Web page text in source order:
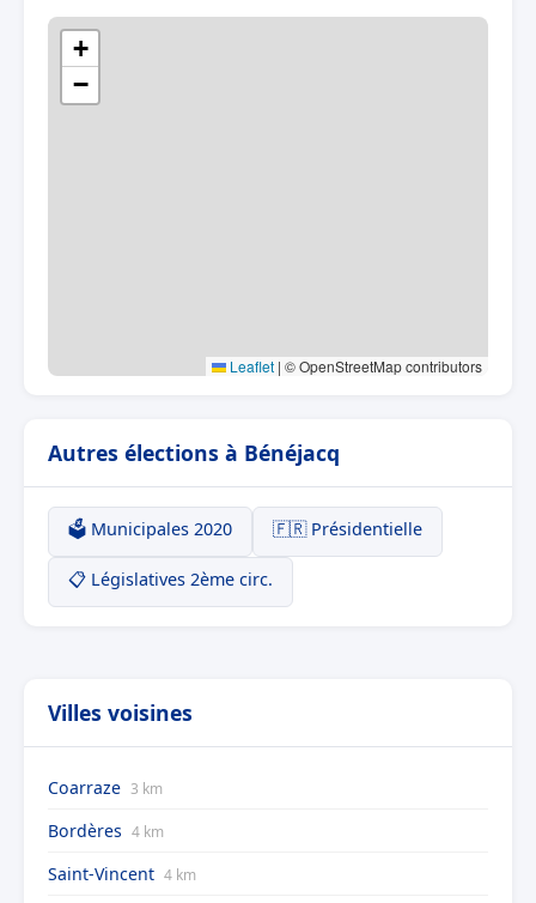
+
−
Leaflet | © OpenStreetMap contributors
Autres élections à Bénéjacq
🗳️ Municipales 2020 🇫🇷 Présidentielle
📋 Législatives 2ème circ.
Villes voisines
Coarraze 3 km
Bordères 4 km
Saint-Vincent 4 km